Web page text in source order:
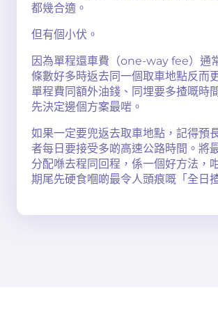
都幾合適。
但有個小伏。
因為單程還車費（one-way fee）通
條數好多時返去同一個取車地點反而
單程費同額外油錢、同埋要多揸嘅時
先決定邊個方案最啱。
如果一定要兜返去取車地點，記得預
者每日要接受多啲高速公路時間。將
分配喺去程同回程，係一個好方法，
期尾先硬食嗰啲最令人頭痕嘅「全日